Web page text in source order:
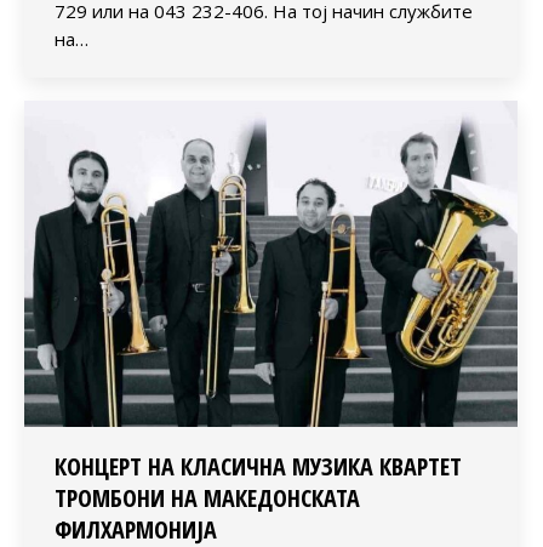
729 или на 043 232-406. На тој начин службите
на…
КОНЦЕРТ НА КЛАСИЧНА МУЗИКА КВАРТЕТ
ТРОМБОНИ НА МАКЕДОНСКАТА
ФИЛХАРМОНИЈА